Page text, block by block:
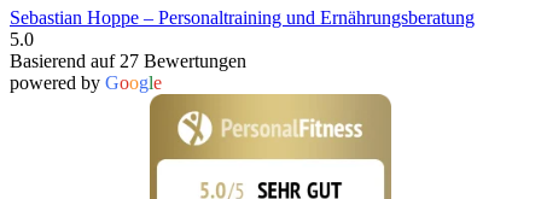
Sebastian Hoppe – Personaltraining und Ernährungsberatung
5.0
Basierend auf 27 Bewertungen
powered by Google